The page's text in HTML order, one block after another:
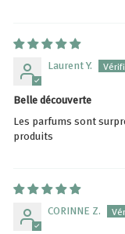
Laurent Y.
Belle découverte
Les parfums sont
produits
CORINNE Z.